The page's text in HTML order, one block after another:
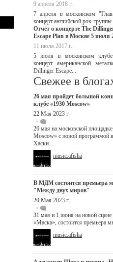
9 апреля 2018 г.
7 апреля в московском
концерт английской рок-
Отчёт о концерте The
Escape Plan в Москве 5 июля
11 июля 2017 г.
5 июля в московском
концерт американской
Dillinger Escape...
Свежее в
26 мая пройдет большой
клубе «1930 Moscow»
22 Мая 2023 г.
26 мая на московской
Moscow» с новой программой
Хаски....
music.afisha
В МДМ состоится премьера
"Между двух миров"
20 Мая 2023 г.
31 мая и 1 июня на новой
«Маска», состоится премьера
music.afisha